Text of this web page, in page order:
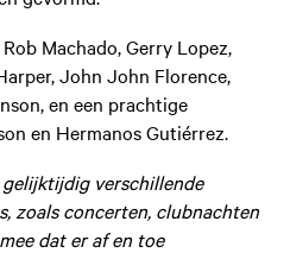
Machado, Gerry Lopez,
John John Florence,
en een prachtige
en Hermanos Gutiérrez.
verschillende
zoals concerten, clubnachten
dat er af en toe